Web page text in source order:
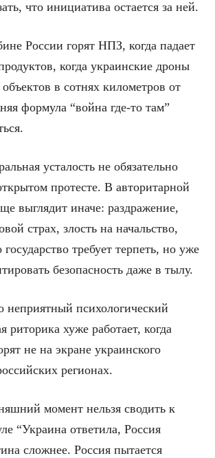
что инициатива остается за ней.
России горят НПЗ, когда падает
когда украинские дроны
в сотнях километров от
формула “война где-то там”
усталость не обязательно
протесте. В авторитарной
выглядит иначе: раздражение,
страх, злость на начальство,
требует терпеть, но уже
безопасность даже в тылу.
неприятный психологический
риторика хуже работает, когда
не на экране украинского
регионах.
момент нельзя сводить к
“Украина ответила, Россия
сложнее. Россия пытается